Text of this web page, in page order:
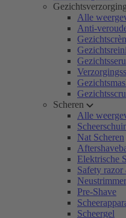
Gezichtsverzorging
Alle
Anti-
Scheren
Alle
Nat Scheren
Elektrische
Safety razor
Pre-Shave
Scheergel